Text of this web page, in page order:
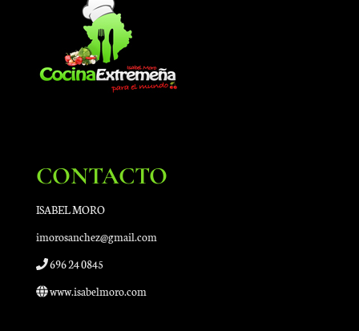
CONTACTO
ISABEL MORO
imorosanchez@gmail.com
696 24 0845
www.isabelmoro.com